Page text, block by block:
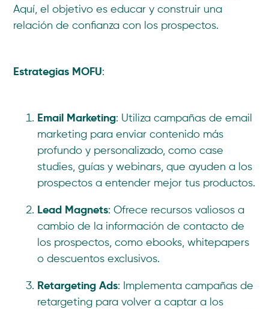
Aquí, el objetivo es educar y construir una
relación de confianza con los prospectos.
Estrategias MOFU:
Email Marketing: Utiliza campañas de email
marketing para enviar contenido más
profundo y personalizado, como case
studies, guías y webinars, que ayuden a los
prospectos a entender mejor tus productos.
Lead Magnets: Ofrece recursos valiosos a
cambio de la información de contacto de
los prospectos, como ebooks, whitepapers
o descuentos exclusivos.
Retargeting Ads: Implementa campañas de
retargeting para volver a captar a los